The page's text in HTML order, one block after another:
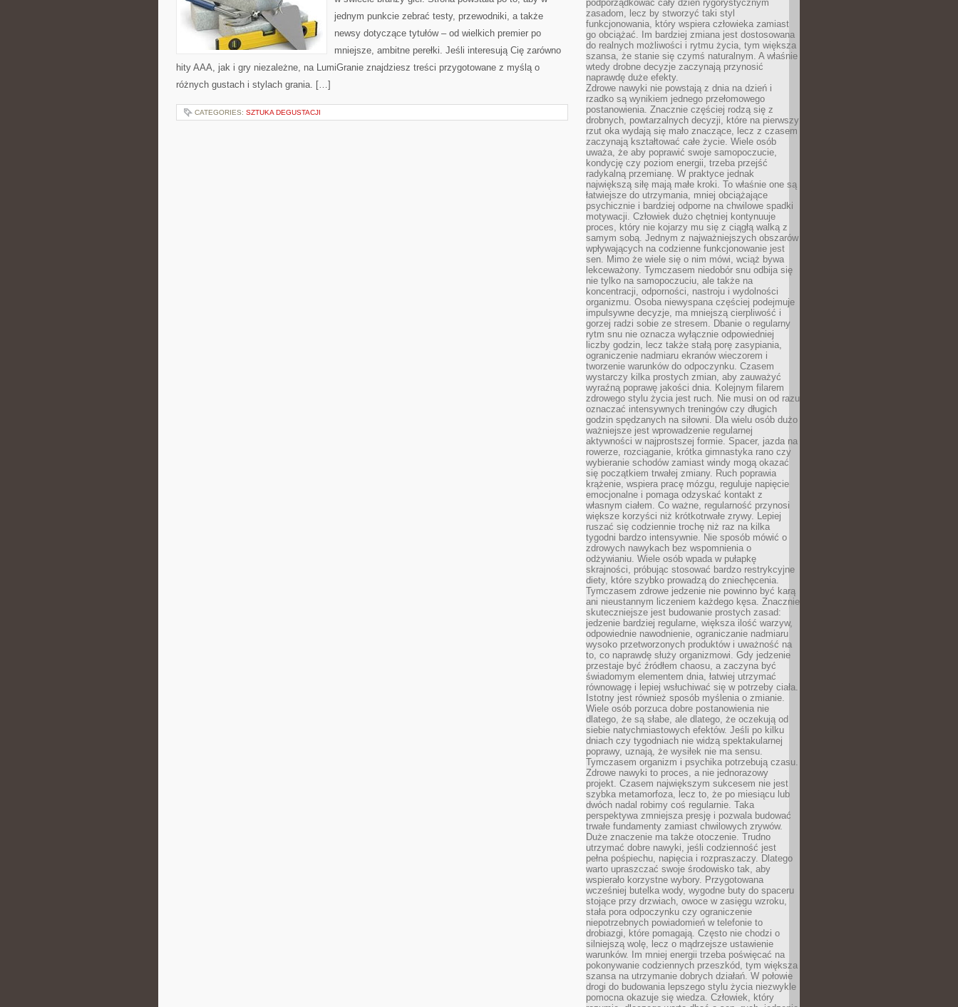
jednym punkcie zebrać testy, przewodniki, a także
newsy dotyczące tytułów – od wielkich premier po
mniejsze, ambitne perełki. Jeśli interesują Cię zarówno
hity AAA, jak i gry niezależne, na LumiGranie znajdziesz treści przygotowane z myślą o
różnych gustach i stylach grania. […]
CATEGORIES: SZTUKA DEGUSTACJI
podporządkować cały dzień rygorystycznym
zasadom, lecz by stworzyć taki styl
funkcjonowania, który wspiera człowieka zamiast
go obciążać. Im bardziej zmiana jest dostosowana
do realnych możliwości i rytmu życia, tym większa
szansa, że stanie się czymś naturalnym. A właśnie
wtedy drobne decyzje zaczynają przynosić
naprawdę duże efekty.
Zdrowe nawyki nie powstają z dnia na dzień i
rzadko są wynikiem jednego przełomowego
postanowienia. Znacznie częściej rodzą się z
drobnych, powtarzalnych decyzji, które na pierwszy
rzut oka wydają się mało znaczące, lecz z czasem
zaczynają kształtować całe życie. Wiele osób
uważa, że aby poprawić swoje samopoczucie,
kondycję czy poziom energii, trzeba przejść
radykalną przemianę. W praktyce jednak
największą siłę mają małe kroki. To właśnie one są
łatwiejsze do utrzymania, mniej obciążające
psychicznie i bardziej odporne na chwilowe spadki
motywacji. Człowiek dużo chętniej kontynuuje
proces, który nie kojarzy mu się z ciągłą walką z
samym sobą. Jednym z najważniejszych obszarów
wpływających na codzienne funkcjonowanie jest
sen. Mimo że wiele się o nim mówi, wciąż bywa
lekceważony. Tymczasem niedobór snu odbija się
nie tylko na samopoczuciu, ale także na
koncentracji, odporności, nastroju i wydolności
organizmu. Osoba niewyspana częściej podejmuje
impulsywne decyzje, ma mniejszą cierpliwość i
gorzej radzi sobie ze stresem. Dbanie o regularny
rytm snu nie oznacza wyłącznie odpowiedniej
liczby godzin, lecz także stałą porę zasypiania,
ograniczenie nadmiaru ekranów wieczorem i
tworzenie warunków do odpoczynku. Czasem
wystarczy kilka prostych zmian, aby zauważyć
wyraźną poprawę jakości dnia. Kolejnym filarem
zdrowego stylu życia jest ruch. Nie musi on od razu
oznaczać intensywnych treningów czy długich
godzin spędzanych na siłowni. Dla wielu osób dużo
ważniejsze jest wprowadzenie regularnej
aktywności w najprostszej formie. Spacer, jazda na
rowerze, rozciąganie, krótka gimnastyka rano czy
wybieranie schodów zamiast windy mogą okazać
się początkiem trwałej zmiany. Ruch poprawia
krążenie, wspiera pracę mózgu, reguluje napięcie
emocjonalne i pomaga odzyskać kontakt z
własnym ciałem. Co ważne, regularność przynosi
większe korzyści niż krótkotrwałe zrywy. Lepiej
ruszać się codziennie trochę niż raz na kilka
tygodni bardzo intensywnie. Nie sposób mówić o
zdrowych nawykach bez wspomnienia o
odżywianiu. Wiele osób wpada w pułapkę
skrajności, próbując stosować bardzo restrykcyjne
diety, które szybko prowadzą do zniechęcenia.
Tymczasem zdrowe jedzenie nie powinno być karą
ani nieustannym liczeniem każdego kęsa. Znacznie
skuteczniejsze jest budowanie prostych zasad:
jedzenie bardziej regularne, większa ilość warzyw,
odpowiednie nawodnienie, ograniczanie nadmiaru
wysoko przetworzonych produktów i uważność na
to, co naprawdę służy organizmowi. Gdy jedzenie
przestaje być źródłem chaosu, a zaczyna być
świadomym elementem dnia, łatwiej utrzymać
równowagę i lepiej wsłuchiwać się w potrzeby ciała.
Istotny jest również sposób myślenia o zmianie.
Wiele osób porzuca dobre postanowienia nie
dlatego, że są słabe, ale dlatego, że oczekują od
siebie natychmiastowych efektów. Jeśli po kilku
dniach czy tygodniach nie widzą spektakularnej
poprawy, uznają, że wysiłek nie ma sensu.
Tymczasem organizm i psychika potrzebują czasu.
Zdrowe nawyki to proces, a nie jednorazowy
projekt. Czasem największym sukcesem nie jest
szybka metamorfoza, lecz to, że po miesiącu lub
dwóch nadal robimy coś regularnie. Taka
perspektywa zmniejsza presję i pozwala budować
trwałe fundamenty zamiast chwilowych zrywów.
Duże znaczenie ma także otoczenie. Trudno
utrzymać dobre nawyki, jeśli codzienność jest
pełna pośpiechu, napięcia i rozpraszaczy. Dlatego
warto upraszczać swoje środowisko tak, aby
wspierało korzystne wybory. Przygotowana
wcześniej butelka wody, wygodne buty do spaceru
stojące przy drzwiach, owoce w zasięgu wzroku,
stała pora odpoczynku czy ograniczenie
niepotrzebnych powiadomień w telefonie to
drobiazgi, które pomagają. Często nie chodzi o
silniejszą wolę, lecz o mądrzejsze ustawienie
warunków. Im mniej energii trzeba poświęcać na
pokonywanie codziennych przeszkód, tym większa
szansa na utrzymanie dobrych działań. W połowie
drogi do budowania lepszego stylu życia niezwykle
pomocna okazuje się wiedza. Człowiek, który